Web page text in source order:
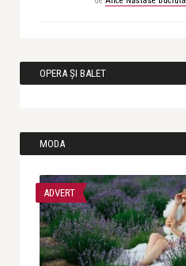
OPERA ȘI BALET
MODA
ADVERT